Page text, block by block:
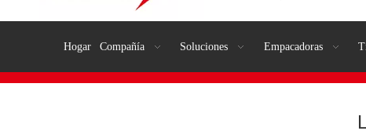
Hogar Compañía Soluciones Empacadoras